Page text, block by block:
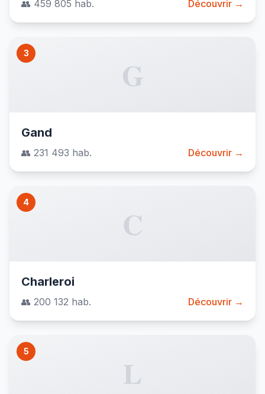
👥 459 805 hab. Découvrir →
3
G
Gand
👥 231 493 hab. Découvrir →
4
C
Charleroi
👥 200 132 hab. Découvrir →
5
L